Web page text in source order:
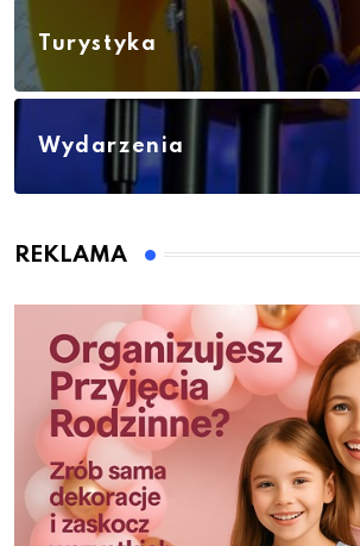
Turystyka
Wydarzenia
REKLAMA